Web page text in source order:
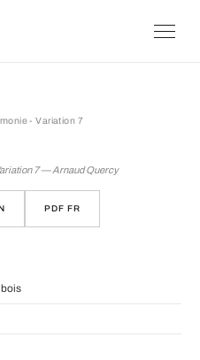
- Variation 7
7 — Arnaud Quercy
PDF FR
bois